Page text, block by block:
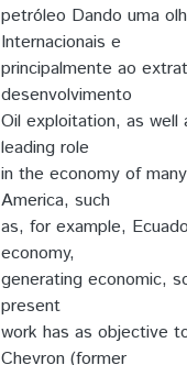
petróleo Dando uma
Internacionais e
principalmente ao
desenvolvimento
Oil exploitation, as
leading role
in the economy of
America, such
as, for example,
economy,
generating economic,
present
work has as objective
Chevron (former